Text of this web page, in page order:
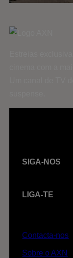
SIGA-NOS
LIGA-TE
Contacta-nos
Sobre o AXN